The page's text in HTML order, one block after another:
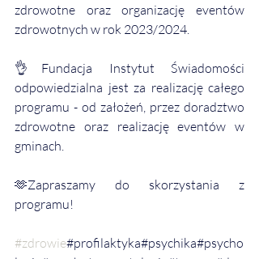
zdrowotne oraz organizację eventów
zdrowotnych w rok 2023/2024.
👌Fundacja Instytut Świadomości
odpowiedzialna jest za realizację całego
programu - od założeń, przez doradztwo
zdrowotne oraz realizację eventów w
gminach.
🫶Zapraszamy do skorzystania z
programu!
#zdrowie#profilaktyka#psychika#psycho